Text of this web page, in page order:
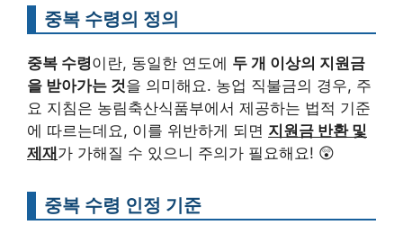
중복 수령의 정의
중복 수령이란, 동일한 연도에 두 개 이상의 지원금
을 받아가는 것을 의미해요. 농업 직불금의 경우, 주
요 지침은 농림축산식품부에서 제공하는 법적 기준
에 따르는데요, 이를 위반하게 되면 지원금 반환 및
제재 가 가해질 수 있으니 주의가 필요해요! 😲
중복 수령 인정 기준